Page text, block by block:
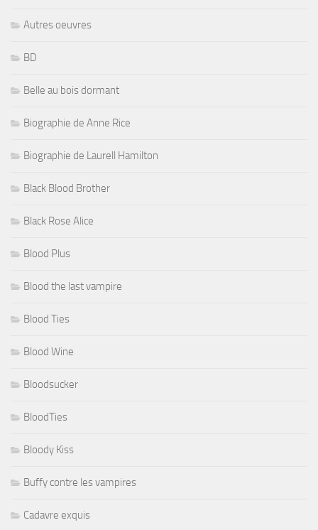
Autres oeuvres
BD
Belle au bois dormant
Biographie de Anne Rice
Biographie de Laurell Hamilton
Black Blood Brother
Black Rose Alice
Blood Plus
Blood the last vampire
Blood Ties
Blood Wine
Bloodsucker
BloodTies
Bloody Kiss
Buffy contre les vampires
Cadavre exquis